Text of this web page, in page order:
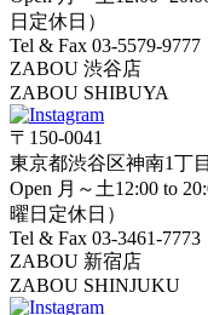
日定休日）
Tel & Fax 03-5579-9777
ZABOU 渋谷店
ZABOU SHIBUYA
〒150-0041
東京都渋谷区神南1丁
Open 月～土12:00 to
曜日定休日）
Tel & Fax 03-3461-7773
ZABOU 新宿店
ZABOU SHINJUKU